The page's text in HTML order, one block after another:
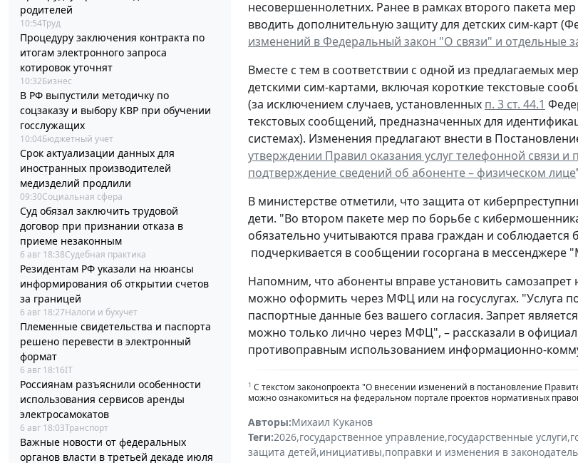
родителей
10:54Труд
Процедуру заключения контракта по
итогам электронного запроса
котировок уточнят
10:32Бизнес
В РФ выпустили методичку по
соцзаказу и выбору КВР при обучении
госслужащих
10:04Бюджетный учет
Срок актуализации данных для
иностранных производителей
медизделий продлили
09:30Социальная сфера
Суд обязал заключить трудовой
договор при признании отказа в
приеме незаконным
6 авг 18:38Судебная практика
Резидентам РФ указали на нюансы
информирования об открытии счетов
за границей
6 авг 18:27Налоги и бухучет
Племенные свидетельства и паспорта
решено перевести в электронный
формат
6 авг 18:16IT
Россиянам разъяснили особенности
использования сервисов аренды
электросамокатов
6 авг 18:03Транспорт
Важные новости от федеральных
органов власти в третьей декаде июля
несовершеннолетних. Ранее в рамках второго пакета
вводить дополнительную защиту для детских сим-карт
изменений в Федеральный закон "О связи" и отдельные
Вместе с тем в соответствии с одной из предлагаемых мер
детскими сим-картами, включая короткие текстовые
(за исключением случаев, установленных п. 3 ст. 44.1
текстовых сообщений, предназначенных для
системах). Изменения предлагают внести в
утверждении Правил оказания услуг телефонной связи
подтверждение сведений об абоненте – физическом лице
В министерстве отметили, что защита от
дети. "Во втором пакете мер по борьбе с
обязательно учитываются права граждан и соблюдается
подчеркивается в сообщении госоргана в мессенджере
Напомним, что абоненты вправе установить самозапрет
можно оформить через МФЦ или на госуслугах. "Услуга
паспортные данные без вашего согласия. Запрет
можно только лично через МФЦ", – рассказали в
противоправным использованием информационно-
1 С текстом законопроекта "О внесении изменений в постановление
можно ознакомиться на федеральном портале проектов нормативных
Авторы:Михаил Куканов
Теги:2026,государственное управление,государственные услуги,
защита детей,инициативы,поправки и изменения в